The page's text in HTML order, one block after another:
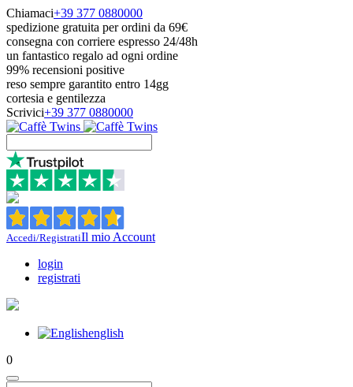
Chiamaci+39 377 0880000
spedizione gratuita per ordini da 69€
consegna con corriere espresso 24/48h
un fantastico regalo ad ogni ordine
99% recensioni positive
reso sempre garantito entro 14gg
cortesia e gentilezza
Scrivici+39 377 0880000
Accedi/RegistratiIl mio Account
login
registrati
english
0